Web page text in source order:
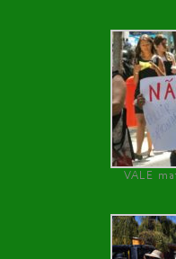
VALE